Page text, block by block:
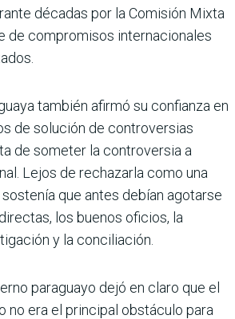
décadas por la Comisión Mixta
de compromisos internacionales
también afirmó su confianza en
de solución de controversias
de someter la controversia a
Lejos de rechazarla como una
que antes debían agotarse
los buenos oficios, la
y la conciliación.
paraguayo dejó en claro que el
no era el principal obstáculo para